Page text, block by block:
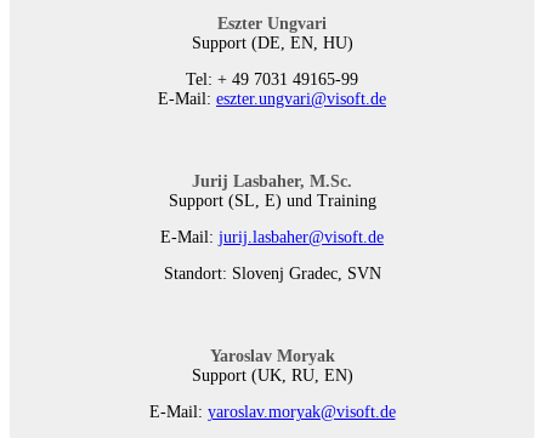
Eszter Ungvari
Support (DE, EN, HU)
Tel: + 49 7031 49165-99
E-Mail: eszter.ungvari@visoft.de
Jurij Lasbaher, M.Sc.
Support (SL, E) und Training
E-Mail: jurij.lasbaher@visoft.de
Standort: Slovenj Gradec, SVN
Yaroslav Moryak
Support (UK, RU, EN)
E-Mail: yaroslav.moryak@visoft.de